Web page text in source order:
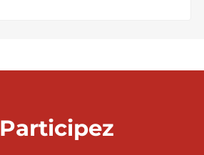
Participez